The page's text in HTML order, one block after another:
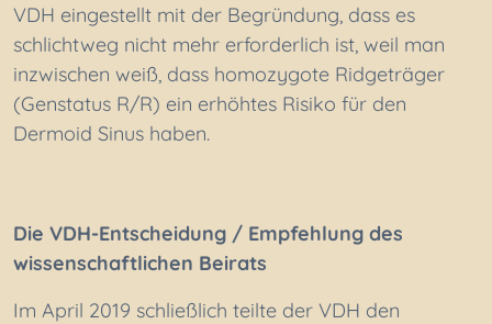
VDH eingestellt mit der Begründung, dass es
schlichtweg nicht mehr erforderlich ist, weil man
inzwischen weiß, dass homozygote Ridgeträger
(Genstatus R/R) ein erhöhtes Risiko für den
Dermoid Sinus haben.
Die VDH-Entscheidung / Empfehlung des
wissenschaftlichen Beirats
Im April 2019 schließlich teilte der VDH den